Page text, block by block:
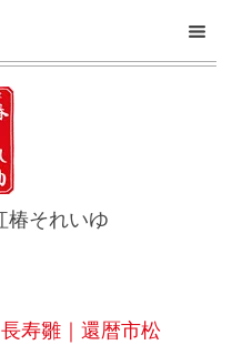
椿それいゆ
寿雛｜還暦市松